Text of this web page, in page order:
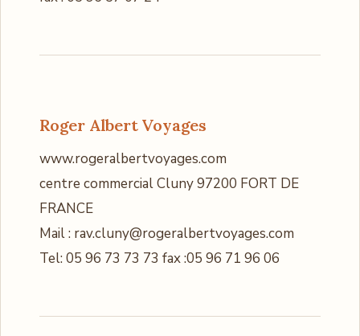
Roger Albert Voyages
www.rogeralbertvoyages.com
centre commercial Cluny 97200 FORT DE
FRANCE
Mail : rav.cluny@rogeralbertvoyages.com
Tel: 05 96 73 73 73 fax :05 96 71 96 06